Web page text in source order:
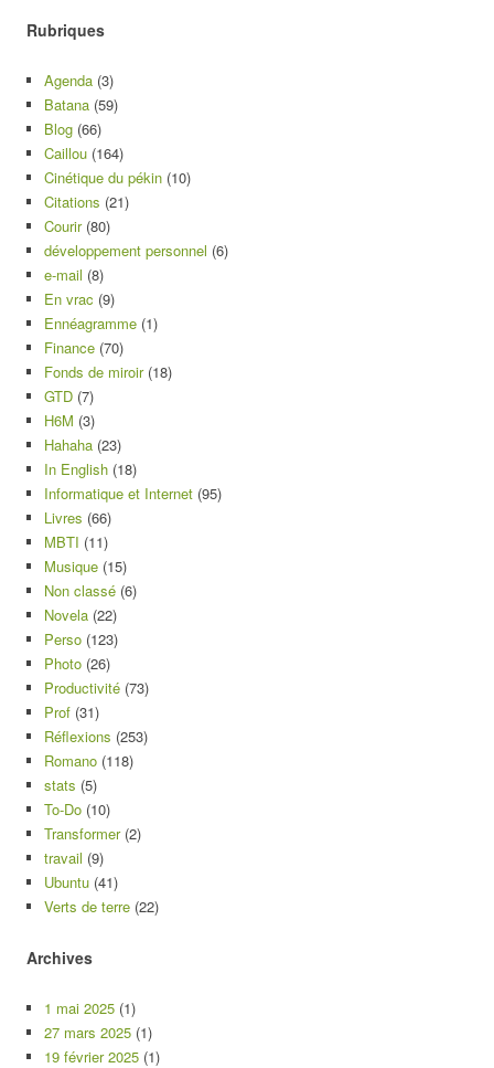
Rubriques
Agenda (3)
Batana (59)
Blog (66)
Caillou (164)
Cinétique du pékin (10)
Citations (21)
Courir(80)
développement personnel (6)
e-mail (8)
En vrac (9)
Ennéagramme (1)
Finance (70)
Fonds de miroir(18)
GTD (7)
H6M (3)
Hahaha (23)
In English (18)
Informatique et Internet (95)
Livres (66)
MBTI (11)
Musique (15)
Non classé (6)
Novela (22)
Perso (123)
Photo (26)
Productivité (73)
Prof (31)
Réflexions (253)
Romano (118)
stats (5)
To-Do (10)
Transformer(2)
travail (9)
Ubuntu (41)
Verts de terre (22)
Archives
1 mai 2025 (1)
27 mars 2025 (1)
19 février 2025 (1)